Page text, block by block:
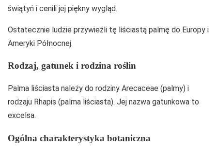
świątyń i cenili jej piękny wygląd.
Ostatecznie ludzie przywieźli tę liściastą palmę do Europy i
Ameryki Północnej.
Rodzaj, gatunek i rodzina roślin
Palma liściasta należy do rodziny Arecaceae (palmy) i
rodzaju Rhapis (palma liściasta). Jej nazwa gatunkowa to
excelsa.
Ogólna charakterystyka botaniczna